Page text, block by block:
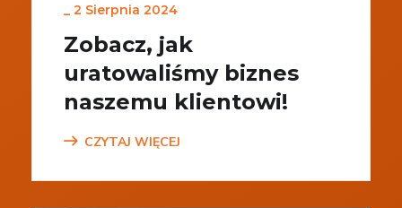
_ 2 Sierpnia 2024
Zobacz, jak
uratowaliśmy biznes
naszemu klientowi!
CZYTAJ WIĘCEJ